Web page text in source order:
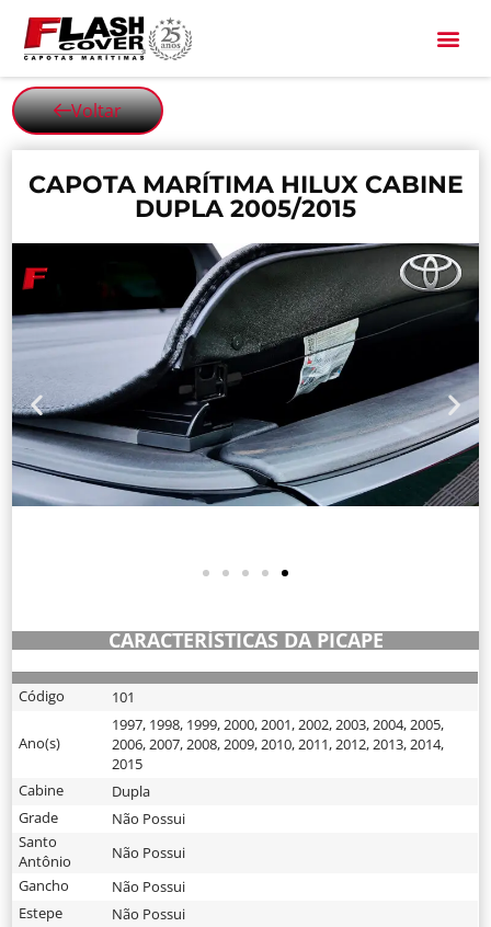
Voltar
CAPOTA MARÍTIMA HILUX CABINE
DUPLA 2005/2015
CARACTERÍSTICAS DA PICAPE
Código 101
Ano(s)
1997, 1998, 1999,2000,2001,2002,2003,2004,2005,
2006,2007,2008,2009,2010,2011,2012,2013,2014,
2015
Cabine
Dupla
Grade
Não Possui
Santo
Antônio
Não Possui
Gancho
Não Possui
Estepe
Não Possui